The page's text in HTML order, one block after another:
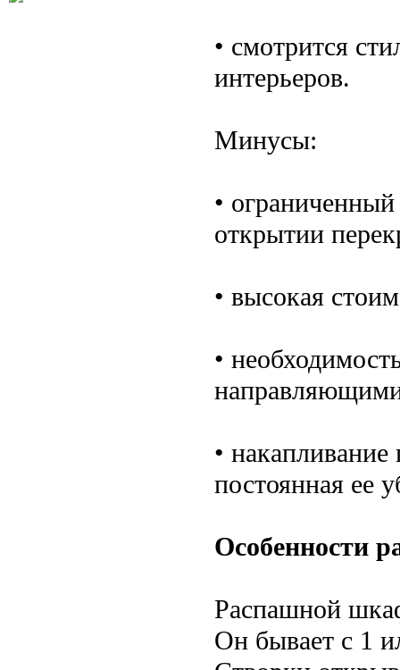
• смотрится
интерьеров.
Минусы:
•
открытии
• высокая
•
•
постоянная ее
Особенности
Распашной
Он бывает с 1